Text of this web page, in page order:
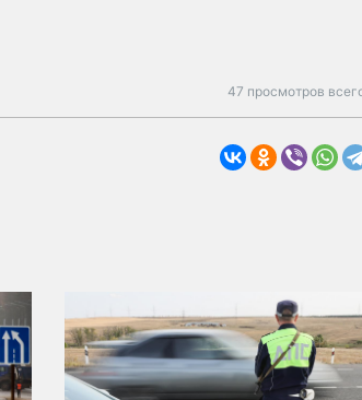
47 просмотров